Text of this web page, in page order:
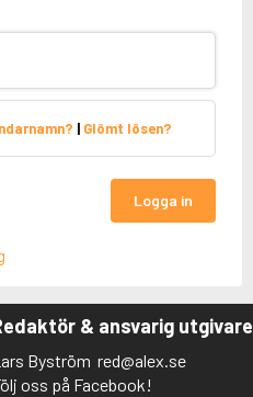
| Glömt lösen?
Logga in
& ansvarig utgivare
Byström red@alex.se
oss på Facebook!